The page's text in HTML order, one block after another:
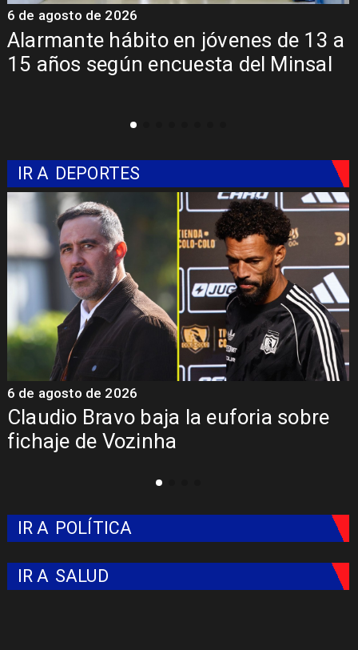
hábito en jóvenes de 13 a
años según encuesta del Minsal
de agosto de 2026
IR A DEPORTES
Bravo baja la euforia sobre
de Vozinha
de agosto de 2026
IR A POLÍTICA
IR A SALUD